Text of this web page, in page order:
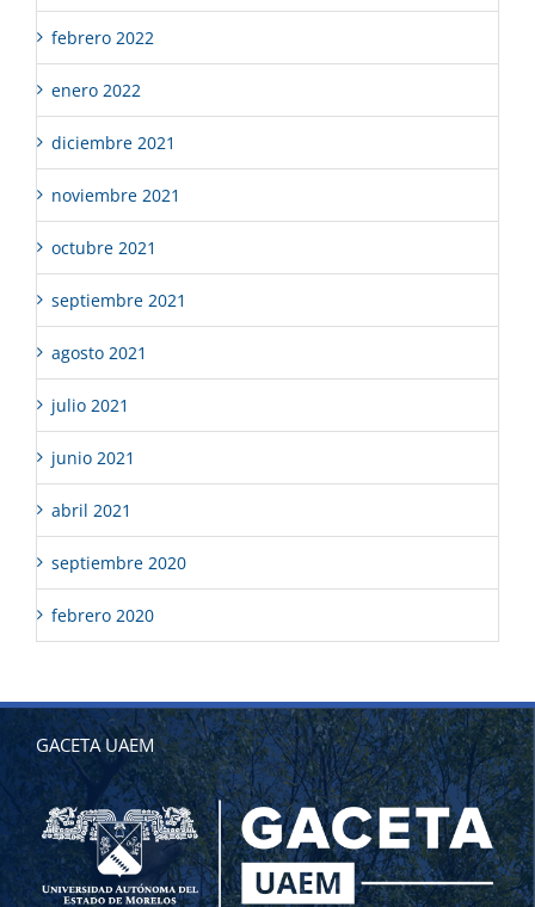
febrero 2022
enero 2022
diciembre 2021
noviembre 2021
octubre 2021
septiembre 2021
agosto 2021
julio 2021
junio 2021
abril 2021
septiembre 2020
febrero 2020
GACETA UAEM